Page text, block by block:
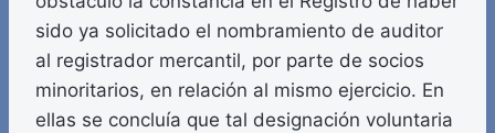
sido ya solicitado el nombramiento de auditor
al registrador mercantil, por parte de socios
minoritarios, en relación al mismo ejercicio. En
ellas se concluía que tal designación voluntaria